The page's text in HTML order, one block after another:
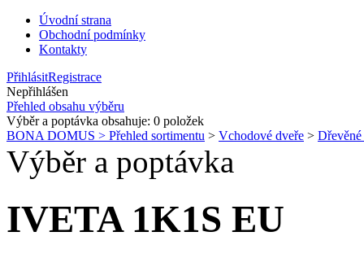
Úvodní strana
Obchodní podmínky
Kontakty
PřihlásitRegistrace
Nepřihlášen
Přehled obsahu výběru
Výběr a poptávka obsahuje: 0 položek
BONA DOMUS > Přehled sortimentu > Vchodové dveře > Dřevěné
Výběr a poptávka
IVETA 1K1S EU